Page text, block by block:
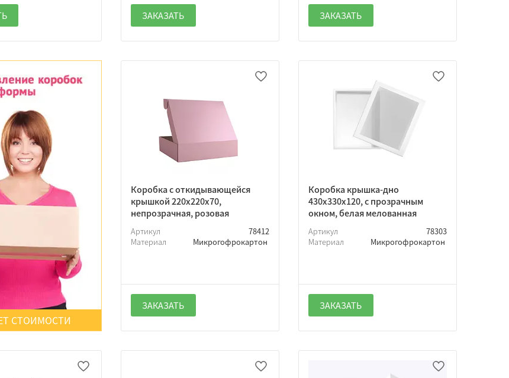
ЗАКАЗАТЬ ЗАКАЗАТЬ
СТОИМОСТИ
Коробка с откидывающейся
крышкой 220х220х70,
непрозрачная, розовая
Артикул
78412
Материал
Микрогофрокартон
ЗАКАЗАТЬ
Коробка крышка-дно
430х330х120, с прозрачным
окном, белая мелованная
Артикул
78303
Материал
Микрогофрокартон
ЗАКАЗАТЬ